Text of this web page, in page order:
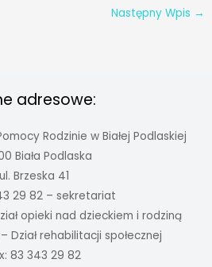
Następny Wpis →
adresowe:
Rodzinie w Białej Podlaskiej
Biała Podlaska
ul. Brzeska 41
29 82 – sekretariat
opieki nad dzieckiem i rodziną
Dział rehabilitacji społecznej
83 343 29 82